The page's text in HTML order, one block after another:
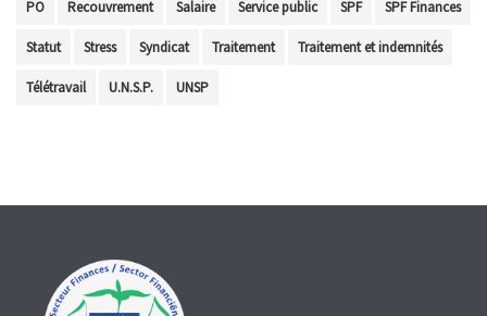
PO Recouvrement Salaire Service public SPF SPF Finances
Statut Stress Syndicat Traitement Traitement et indemnités
Télétravail U.N.S.P. UNSP